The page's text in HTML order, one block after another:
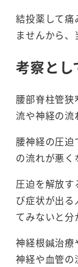
結投薬して痛
ませんから、
考察とし
腰部脊柱管
流や神経の流
腰神経の圧
の流れが悪く
圧迫を解放
び症状が出る
てみないと分
神経根鍼治療
神経や血管の